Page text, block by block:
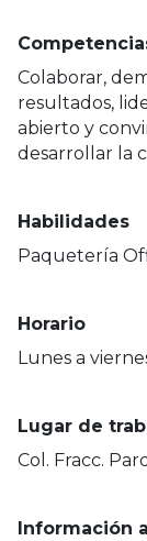
Colaborar,
resultados,
abierto y
desarrollar la
Habilidades
Paquetería
Horario
Lunes a
Lugar de
Col. Fracc.
Información